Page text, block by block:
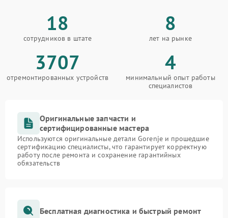
18
сотрудников в штате
8
лет на рынке
3707
отремонтированных устройств
4
минимальный опыт работы
специалистов
Оригинальные запчасти и
сертифицированные мастера
Используются оригинальные детали Gorenje и прошедшие
сертификацию специалисты, что гарантирует корректную
работу после ремонта и сохранение гарантийных
обязательств
Бесплатная диагностика и быстрый ремонт